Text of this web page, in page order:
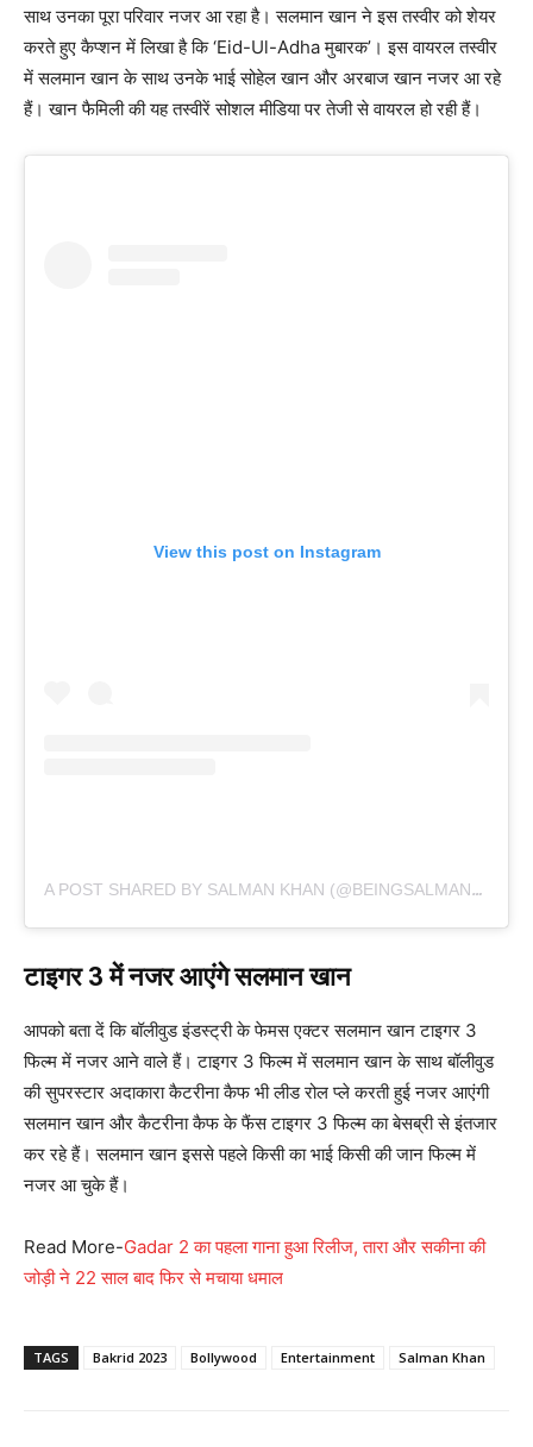
साथ उनका पूरा परिवार नजर आ रहा है। सलमान खान ने इस तस्वीर को शेयर
करते हुए कैप्शन में लिखा है कि ‘Eid-Ul-Adha मुबारक’। इस वायरल तस्वीर
में सलमान खान के साथ उनके भाई सोहेल खान और अरबाज खान नजर आ रहे
हैं। खान फैमिली की यह तस्वीरें सोशल मीडिया पर तेजी से वायरल हो रही हैं।
View this post on Instagram
A POST SHARED BY SALMAN KHAN (@BEINGSALMANKHAN)
टाइगर 3 में नजर आएंगे सलमान खान
आपको बता दें कि बॉलीवुड इंडस्ट्री के फेमस एक्टर सलमान खान टाइगर 3
फिल्म में नजर आने वाले हैं। टाइगर 3 फिल्म में सलमान खान के साथ बॉलीवुड
की सुपरस्टार अदाकारा कैटरीना कैफ भी लीड रोल प्ले करती हुई नजर आएंगी
सलमान खान और कैटरीना कैफ के फैंस टाइगर 3 फिल्म का बेसब्री से इंतजार
कर रहे हैं। सलमान खान इससे पहले किसी का भाई किसी की जान फिल्म में
नजर आ चुके हैं।
Read More-Gadar 2 का पहला गाना हुआ रिलीज, तारा और सकीना की
जोड़ी ने 22 साल बाद फिर से मचाया धमाल
TAGS Bakrid 2023 Bollywood Entertainment Salman Khan